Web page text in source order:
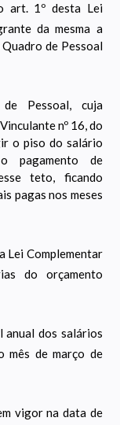
art. 1º desta Lei
da mesma a
de Pessoal
Pessoal, cuja
nº 16, do
o piso do salário
pagamento de
teto, ficando
pagas nos meses
Lei Complementar
do orçamento
anual dos salários
mês de março de
vigor na data de